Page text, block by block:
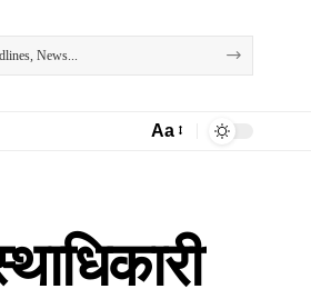
Aa